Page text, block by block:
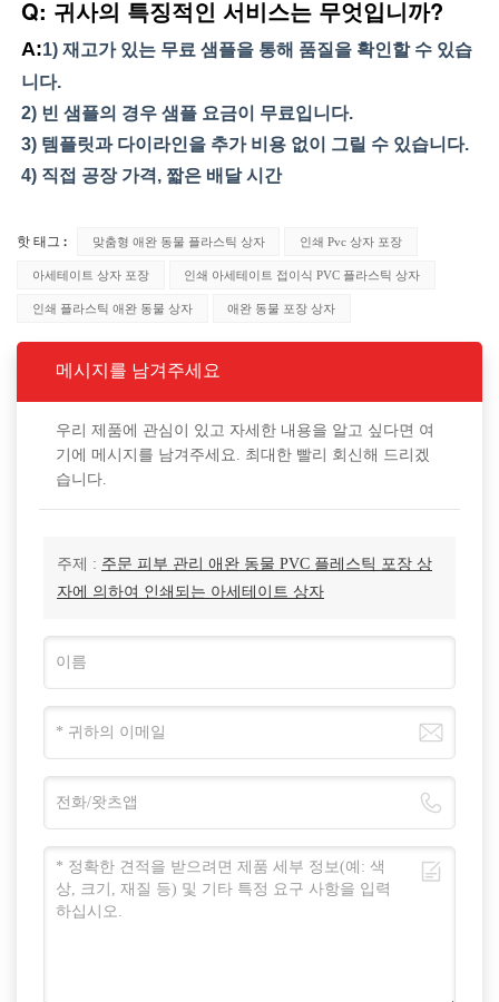
Q: 귀사의 특징적인 서비스는 무엇입니까?
A:1) 재고가 있는 무료 샘플을 통해 품질을 확인할 수 있습
니다.
2) 빈 샘플의 경우 샘플 요금이 무료입니다.
3) 템플릿과 다이라인을 추가 비용 없이 그릴 수 있습니다.
4) 직접 공장 가격, 짧은 배달 시간
핫 태그 : 맞춤형 애완 동물 플라스틱 상자 인쇄 Pvc 상자 포장
아세테이트 상자 포장 인쇄 아세테이트 접이식 PVC 플라스틱 상자
인쇄 플라스틱 애완 동물 상자 애완 동물 포장 상자
메시지를 남겨주세요
우리 제품에 관심이 있고 자세한 내용을 알고 싶다면 여
기에 메시지를 남겨주세요. 최대한 빨리 회신해 드리겠
습니다.
주제 : 주문 피부 관리 애완 동물 PVC 플레스틱 포장 상
자에 의하여 인쇄되는 아세테이트 상자